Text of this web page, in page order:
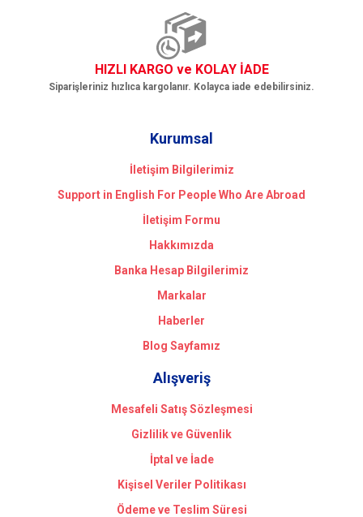
HIZLI KARGO ve KOLAY İADE
Siparişleriniz hızlıca kargolanır. Kolayca iade edebilirsiniz.
Kurumsal
İletişim Bilgilerimiz
Support in English For People Who Are Abroad
İletişim Formu
Hakkımızda
Banka Hesap Bilgilerimiz
Markalar
Haberler
Blog Sayfamız
Alışveriş
Mesafeli Satış Sözleşmesi
Gizlilik ve Güvenlik
İptal ve İade
Kişisel Veriler Politikası
Ödeme ve Teslim Süresi